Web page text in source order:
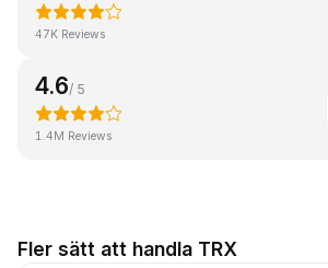
47K Reviews
4.6/ 5
1.4M Reviews
Fler sätt att handla TRX